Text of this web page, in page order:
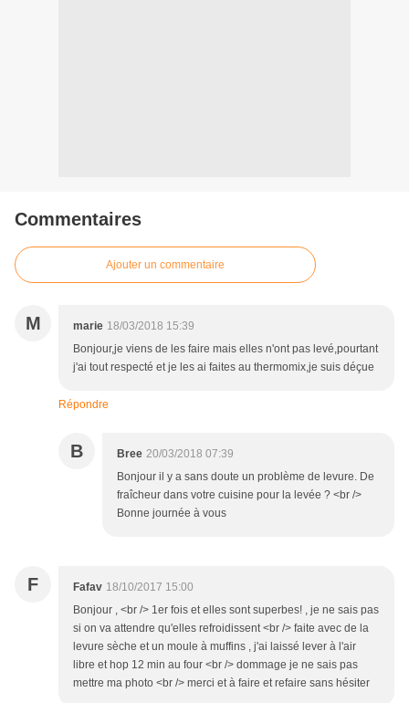
Commentaires
Ajouter un commentaire
M marie 18/03/2018 15:39
Bonjour,je viens de les faire mais elles n'ont pas levé,pourtant
j'ai tout respecté et je les ai faites au thermomix,je suis déçue
Répondre
B Bree 20/03/2018 07:39
Bonjour il y a sans doute un problème de levure. De
fraîcheur dans votre cuisine pour la levée ? <br />
Bonne journée à vous
F Fafav 18/10/2017 15:00
Bonjour , <br /> 1er fois et elles sont superbes! , je ne sais pas
si on va attendre qu'elles refroidissent <br /> faite avec de la
levure sèche et un moule à muffins , j'ai laissé lever à l'air
libre et hop 12 min au four <br /> dommage je ne sais pas
mettre ma photo <br /> merci et à faire et refaire sans hésiter